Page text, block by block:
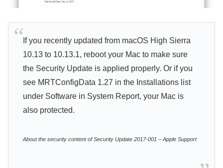
If you recently updated from macOS High Sierra
10.13 to 10.13.1, reboot your Mac to make sure
the Security Update is applied properly. Or if you
see MRTConfigData 1.27 in the Installations list
under Software in System Report, your Mac is
also protected.
About the security content of Security Update 2017-001 – Apple Support